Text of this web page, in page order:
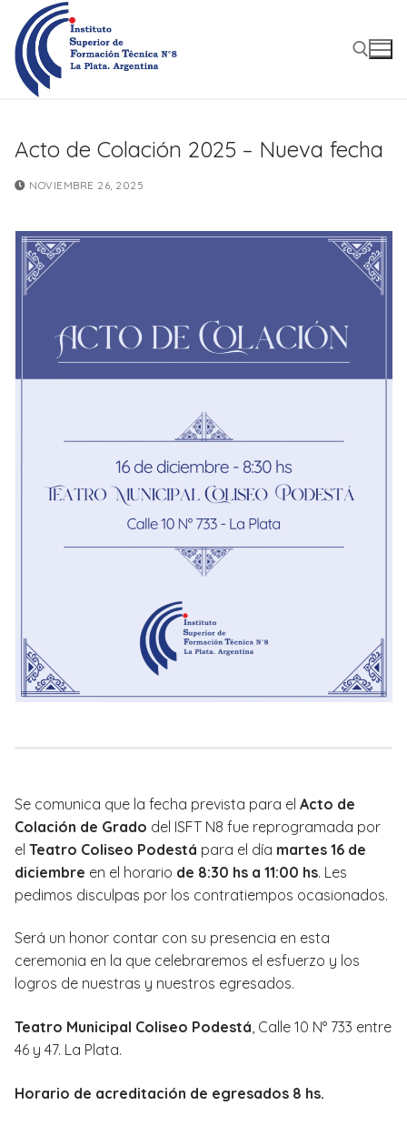
contenido
Acto de Colación 2025 – Nueva fecha
NOVIEMBRE 26, 2025
Se comunica que la fecha prevista para el Acto de
Colación de Grado del ISFT N8 fue reprogramada por
el Teatro Coliseo Podestá para el día martes 16 de
diciembre en el horario de 8:30 hs a 11:00 hs. Les
pedimos disculpas por los contratiempos ocasionados.
Será un honor contar con su presencia en esta
ceremonia en la que celebraremos el esfuerzo y los
logros de nuestras y nuestros egresados.
Teatro Municipal Coliseo Podestá , Calle 10 N° 733 entre
46 y 47. La Plata.
Horario de acreditación de egresados 8 hs.